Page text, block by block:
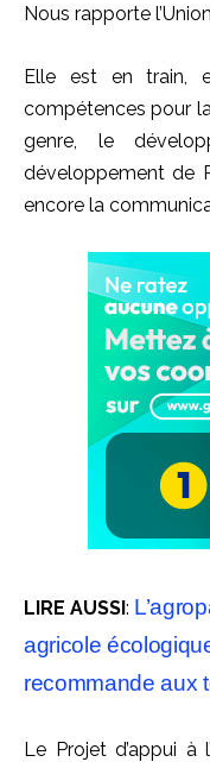
Nous rapporte
Elle est en train,
compétences pour
genre, le
développement de
encore la
LIRE AUSSI:
agricole
recommande aux
Le Projet d’appui à